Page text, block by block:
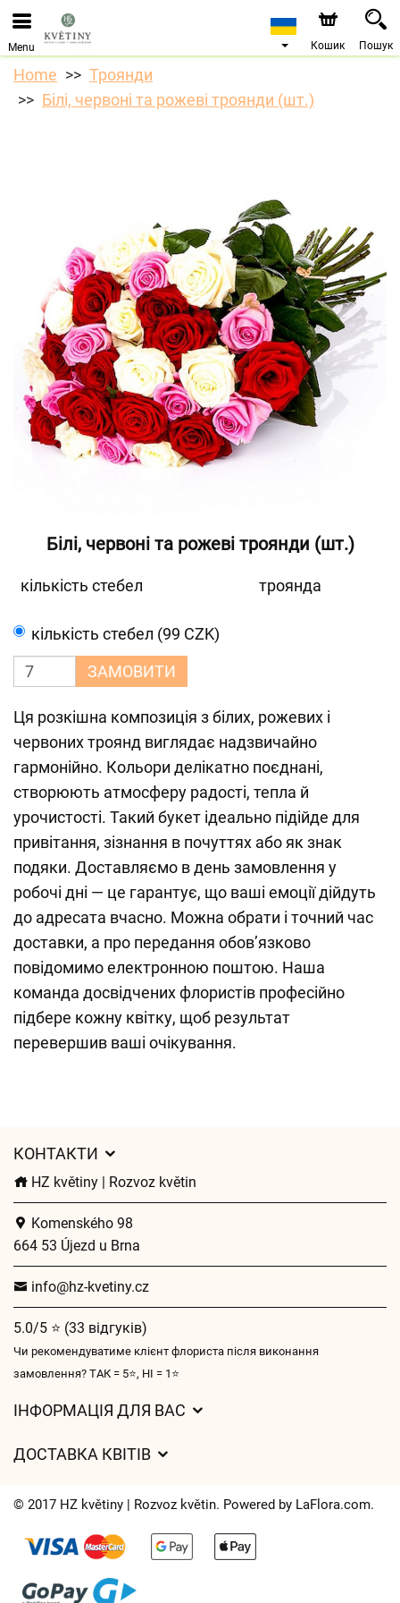
Ми приймаємо замовлення через наш інтернет-
магазин. Найближча можлива дата доставки —
10.08.2026 у зв’язку з відпусткою.
Menu Кошик Пошук
Home
Троянди
Білі, червоні та рожеві троянди (шт.)
Білі, червоні та рожеві троянди (шт.)
кількість стебел троянда
кількість стебел (99 CZK)
ЗАМОВИТИ
Ця розкішна композиція з білих, рожевих і
червоних троянд виглядає надзвичайно
гармонійно. Кольори делікатно поєднані,
створюють атмосферу радості, тепла й
урочистості. Такий букет ідеально підійде для
привітання, зізнання в почуттях або як знак
подяки. Доставляємо в день замовлення у
робочі дні — це гарантує, що ваші емоції дійдуть
до адресата вчасно. Можна обрати і точний час
доставки, а про передання обов’язково
повідомимо електронною поштою. Наша
команда досвідчених флористів професійно
підбере кожну квітку, щоб результат
перевершив ваші очікування.
КОНТАКТИ
HZ květiny | Rozvoz květin
Komenského 98
664 53 Újezd u Brna
info@hz-kvetiny.cz
5.0/5 ⭐ (33 відгуків)
Чи рекомендуватиме клієнт флориста після виконання
замовлення? ТАК = 5⭐, НІ = 1⭐
ІНФОРМАЦІЯ ДЛЯ ВАС
Захист персональних даних
Час доставки квітів – огляд можливостей
ДОСТАВКА КВІТІВ
Куди ми доставляємо квіти
Файли cookie
© 2017 HZ květiny | Rozvoz květin. Powered by LaFlora.com.